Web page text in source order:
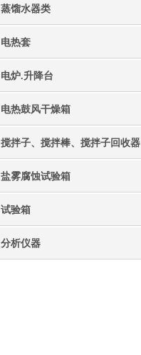
蒸馏水器类
电热套
电炉.升降台
电热鼓风干燥箱
搅拌子、搅拌棒、搅拌子回收器
盐雾腐蚀试验箱
试验箱
分析仪器